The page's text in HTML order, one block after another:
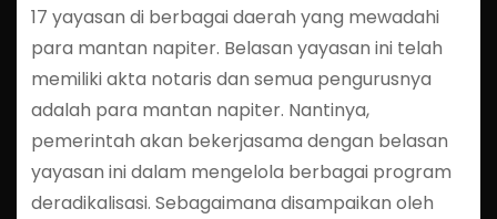
17 yayasan di berbagai daerah yang mewadahi
para mantan napiter. Belasan yayasan ini telah
memiliki akta notaris dan semua pengurusnya
adalah para mantan napiter. Nantinya,
pemerintah akan bekerjasama dengan belasan
yayasan ini dalam mengelola berbagai program
deradikalisasi. Sebagaimana disampaikan oleh